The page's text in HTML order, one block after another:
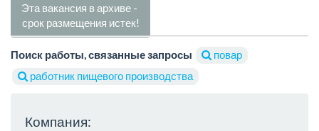
Эта вакансия в архиве -
срок размещения истек!
Поиск работы, связанные запросы
повар
работник пищевого производства
Компания: